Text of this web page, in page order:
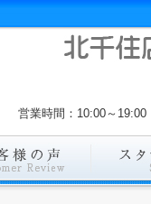
営業時間：10:00～